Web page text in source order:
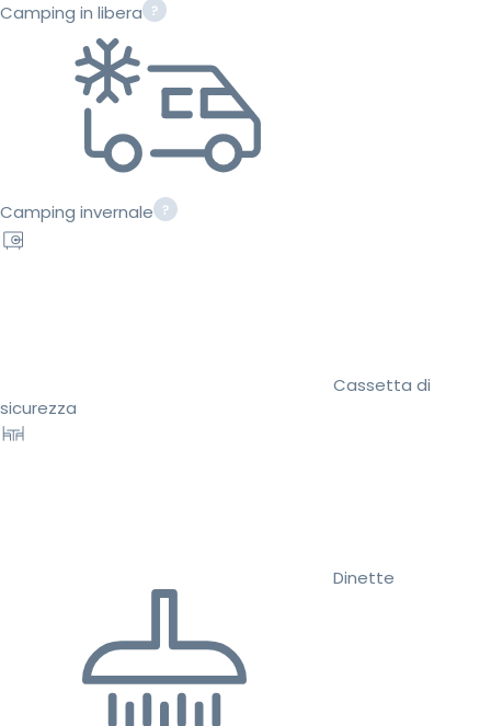
Camping in libera
Camping invernale
Cassetta di
sicurezza
Dinette